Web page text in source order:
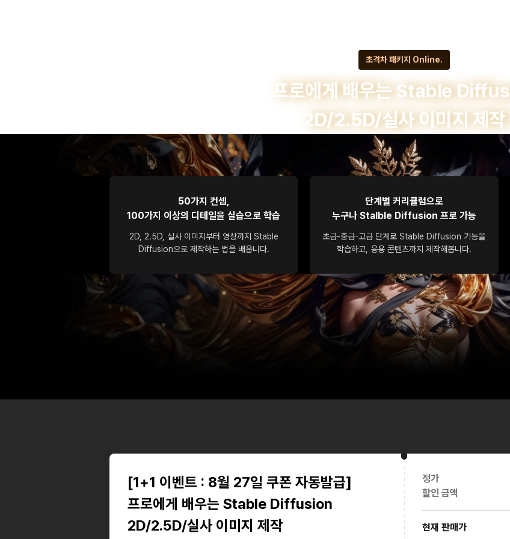
초격차 패키지 Online.
프로에게 배우는 Stable
2D/2.5D/실사 이미지 제작
50가지 컨셉,
100가지 이상의 디테일을 실습으로 학습
2D, 2.5D, 실사 이미지부터 영상까지 Stable
Diffusion으로 제작하는 법을 배웁니다.
단계별 커리큘럼으로
누구나 Stalble Diffusion 프로 가능
초급-중급-고급 단계로 Stable Diffusion 기능을
학습하고, 응용 콘텐츠까지 제작해봅니다.
기본 정보
4개 대주제, 114 여개 강의 클립 (약 45시간 분량)
강의 특징
·수강료 1회 결제로 평생 소장
· 부가 학습 자료 제공
[1+1 이벤트 : 8월 27일 쿠폰 자동발급]
프로에게 배우는 Stable Diffusion
2D/2.5D/실사 이미지 제작
정가
할인 금액
현재 판매가